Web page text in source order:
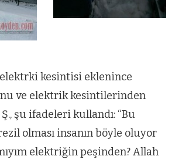
kesintisi eklenince
ve elektrik kesintilerinden
şu ifadeleri kullandı: “Bu
olması insanın böyle oluyor
elektriğin peşinden? Allah